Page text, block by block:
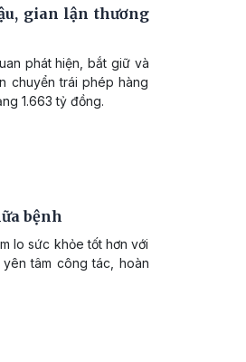
gian lận thương
phát hiện, bắt giữ và
chuyển trái phép hàng
1.663 tỷ đồng.
bệnh
lo sức khỏe tốt hơn với
tâm công tác, hoàn